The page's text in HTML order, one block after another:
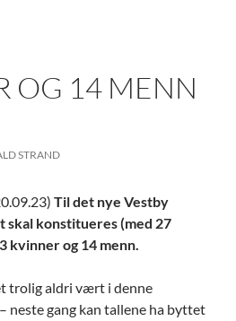
OG 14 MENN
STRAND
Til det nye Vestby
skal konstitueres (med 27
kvinner og 14 menn.
trolig aldri vært i denne
neste gang kan tallene ha byttet